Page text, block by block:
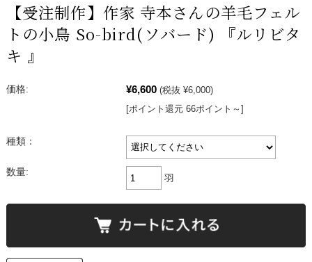
【受注制作】作家 寺本さんの羊毛フェル
トの小鳥 So-bird(ソバード) 『ルリビタ
キ 』
価格: ¥6,600 (税抜 ¥6,000)
[ポイント還元 66ポイント～]
種類：
数量:
羽